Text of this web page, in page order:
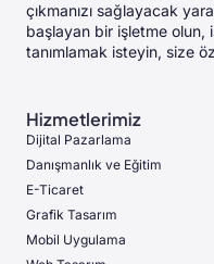
çıkmanızı sağlayacak
başlayan bir işletme olun,
tanımlamak isteyin, size
Hizmetlerimiz
Dijital Pazarlama
Danışmanlık ve Eğitim
E-Ticaret
Grafik Tasarım
Mobil Uygulama